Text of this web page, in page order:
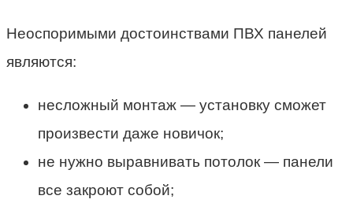
Неоспоримыми достоинствами ПВХ панелей
являются:
несложный монтаж — установку сможет
произвести даже новичок;
не нужно выравнивать потолок — панели
все закроют собой;